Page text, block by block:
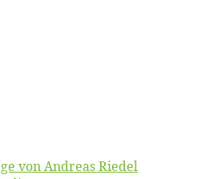
von An­dre­as Riedel